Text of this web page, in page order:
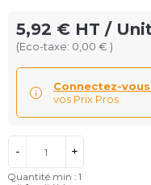
5,92 € HT /
(Eco-taxe: 0,00 € )
Connectez-
vos Prix Pros.
- +
Quantité min : 1